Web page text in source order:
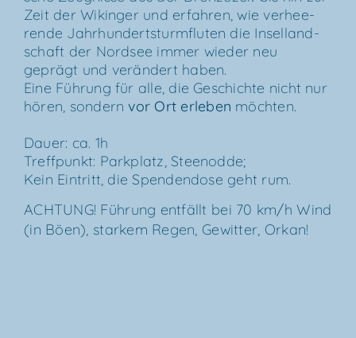
Zeit der Wikin­ger und erfah­ren, wie ver­hee­
ren­de Jahr­hun­dert­s­turm­flu­ten die Insel­land­
schaft der Nord­see immer wie­der neu
geprägt und ver­än­dert haben.
Eine Füh­rung für alle, die Geschich­te nicht nur
hören, son­dern vor Ort erle­ben möch­ten.
Dau­er: ca. 1h
Treff­punkt: Park­platz, Stee­nod­de;
Kein Ein­tritt, die Spen­den­do­se geht rum.
ACH­TUNG! Füh­rung ent­fällt bei 70 km/​h Wind
(in Böen), star­kem Regen, Gewit­ter, Orkan!